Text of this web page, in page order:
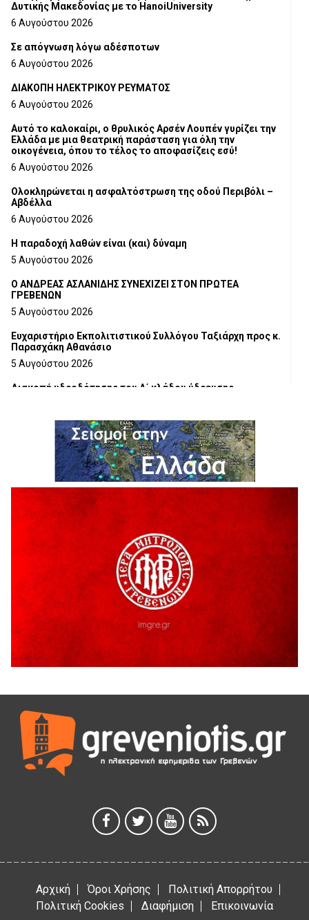
Δυτικής Μακεδονίας με το HanoiUniversity
6 Αυγούστου 2026
Σε απόγνωση λόγω αδέσποτων
6 Αυγούστου 2026
ΔΙΑΚΟΠΗ ΗΛΕΚΤΡΙΚΟΥ ΡΕΥΜΑΤΟΣ
6 Αυγούστου 2026
Αυτό το καλοκαίρι, ο θρυλικός Αρσέν Λουπέν γυρίζει την
Ελλάδα με μια θεατρική παράσταση για όλη την
οικογένεια, όπου το τέλος το αποφασίζεις εσύ!
6 Αυγούστου 2026
Ολοκληρώνεται η ασφαλτόστρωση της οδού Περιβόλι –
Αβδέλλα
6 Αυγούστου 2026
H παραδοχή λαθών είναι (και) δύναμη
5 Αυγούστου 2026
Ο ΑΝΔΡΕΑΣ ΑΣΛΑΝΙΔΗΣ ΣΥΝΕΧΙΖΕΙ ΣΤΟΝ ΠΡΩΤΕΑ
ΓΡΕΒΕΝΩΝ
5 Αυγούστου 2026
Ευχαριστήριο Εκπολιτιστικού Συλλόγου Ταξιάρχη προς κ.
Παρασχάκη Αθανάσιο
5 Αυγούστου 2026
Διακοπή υδροδότησης του Α΄ κλάδου ύδρευσης
Η Marseaux στα Γρεβενά για μια μοναδική συναυλία
5 Αυγούστου 2026
Θερινό Σινεμά στο πλαίσιο του «Πολιτιστικού
Καλοκαιριού 2026» με την βραβευμένη ταινία «Μικρές
Ανάσες».
5 Αυγούστου 2026
Γρεβενά: Συνελήφθη 18χρονος αλλοδαπός, για κλοπή
εξοπλισμού γυμναστηρίου
ΑΗ ΛΑΟΣ | 5 Αυγούστου | Υπαίθριο Θέατρο “Καστράκι”,
41η Γιορτή Κρασιού στο Τρίκωμο – «Γιορτή Παράδοσης»
5 Αυγούστου 2026
ΕΥΧΑΡΙΣΤΙΕΣ Φυσιολατρικού Συλλόγου Γρεβενών
4 Αυγούστου 2026
Έκτακτη χρηματοδότηση 400.000€ για επιπλέον εργασίες
Αρχική Όροι Χρήσης
Πολιτική Απορρήτου
Πολιτική Cookies
Διαφήμιση Επικοινωνία